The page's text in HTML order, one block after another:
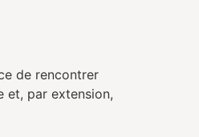
de rencontrer
et, par extension,